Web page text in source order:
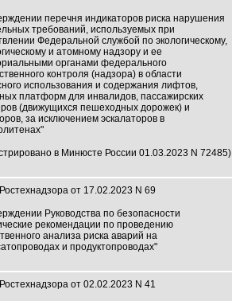
перечня индикаторов риска нарушения
требований, используемых при
Федеральной службой по экологическому,
и атомному надзору и ее
органами федерального
контроля (надзора) в области
использования и содержания лифтов,
платформ для инвалидов, пассажирских
(движущихся пешеходных дорожек) и
за исключением эскалаторов в
в Минюсте России 01.03.2023 N 72485)
от 17.02.2023 N 69
Руководства по безопасности
рекомендации по проведению
анализа риска аварий на
и продуктопроводах"
от 02.02.2023 N 41